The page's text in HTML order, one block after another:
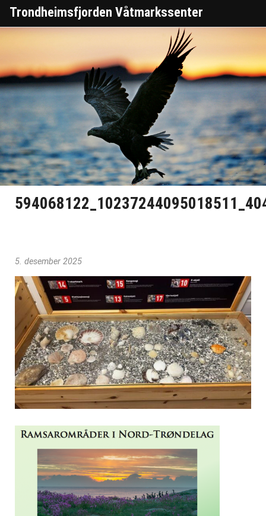
Trondheimsfjorden Våtmarkssenter
5. desember 2025